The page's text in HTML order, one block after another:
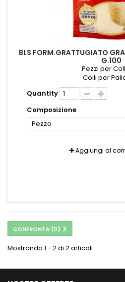
BLS FORM.GRATTUGIATO
G.100
Pezzi per
Colli per
Quantity
Composizione
Pezzo
Aggiungi al
CONFRONTA (0)
Mostrando 1 - 2 di 2 articoli